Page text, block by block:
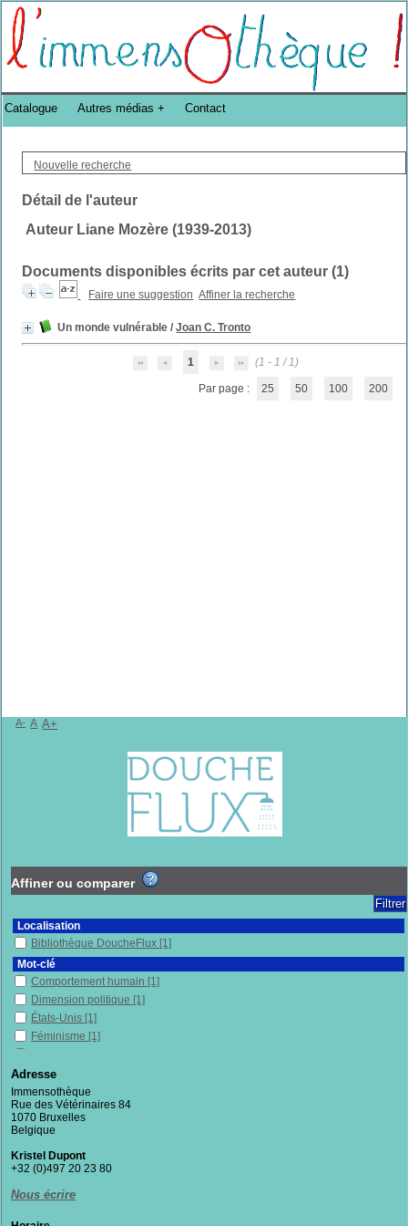
Bibliothèque DoucheFLUX Bibliotheek -->
Nouvelle recherche
Détail de l'auteur
Auteur Liane Mozère (1939-2013)
Documents disponibles écrits par cet auteur (1)
Faire une suggestion Affiner la recherche
Un monde vulnérable /Joan C. Tronto
1 (1 - 1 / 1)
Par page : 25 50 100 200
Catalogue Autres médias Contact
A- A A+
Affiner ou comparer
Localisation
Bibliothèque DoucheFlux [1]
Mot-clé
Comportement humain [1]
Dimension politique [1]
États-Unis [1]
Féminisme [1]
Philosophie
Politique et morale
Rôle selon le sexe[1]
Théorie du care
Section
Adresse
Immensothèque
Rue des Vétérinaires 84
1070 Bruxelles
Belgique
Kristel Dupont
+32 (0)497 20 23 80
Nous écrire